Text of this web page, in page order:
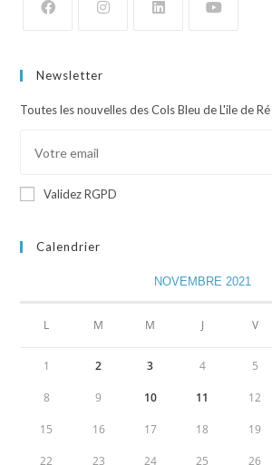
Newsletter
Toutes les nouvelles des Cols Bleu de L'ile de Ré
Validez RGPD
Calendrier
NOVEMBRE 2021
L M M J V
1 2 3 4 5
8 9 10 11 12
15 16 17 18 19
22 23 24 25 26